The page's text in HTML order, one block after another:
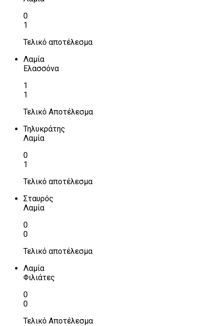
0
1
Τελικό αποτέλεσμα
Λαμία
Ελασσόνα
1
1
Τελικό Αποτέλεσμα
Τηλυκράτης
Λαμία
0
1
Τελικό αποτέλεσμα
Σταυρός
Λαμία
0
0
Τελικό αποτέλεσμα
Λαμία
Φιλιάτες
0
0
Τελικό Αποτέλεσμα